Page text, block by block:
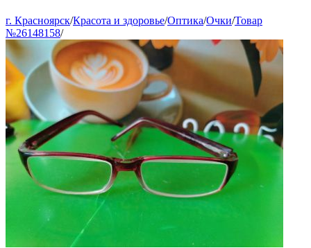
г. Красноярск/Красота и здоровье/Оптика/Очки/Товар
№26148158/